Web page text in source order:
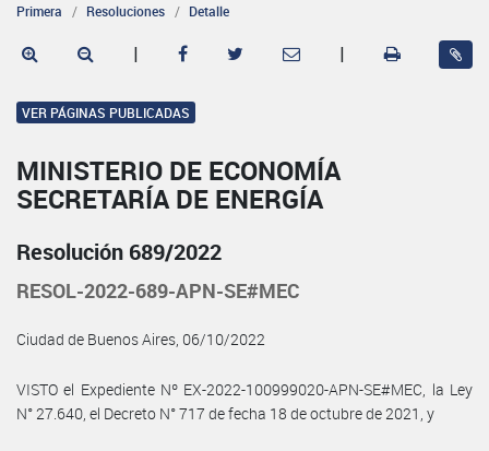
Primera Resoluciones Detalle
| |
VER PÁGINAS PUBLICADAS
MINISTERIO DE ECONOMÍA
SECRETARÍA DE ENERGÍA
Resolución 689/2022
RESOL-2022-689-APN-SE#MEC
Ciudad de Buenos Aires, 06/10/2022
VISTO el Expediente Nº EX-2022-100999020-APN-SE#MEC, la Ley
N° 27.640, el Decreto N° 717 de fecha 18 de octubre de 2021, y